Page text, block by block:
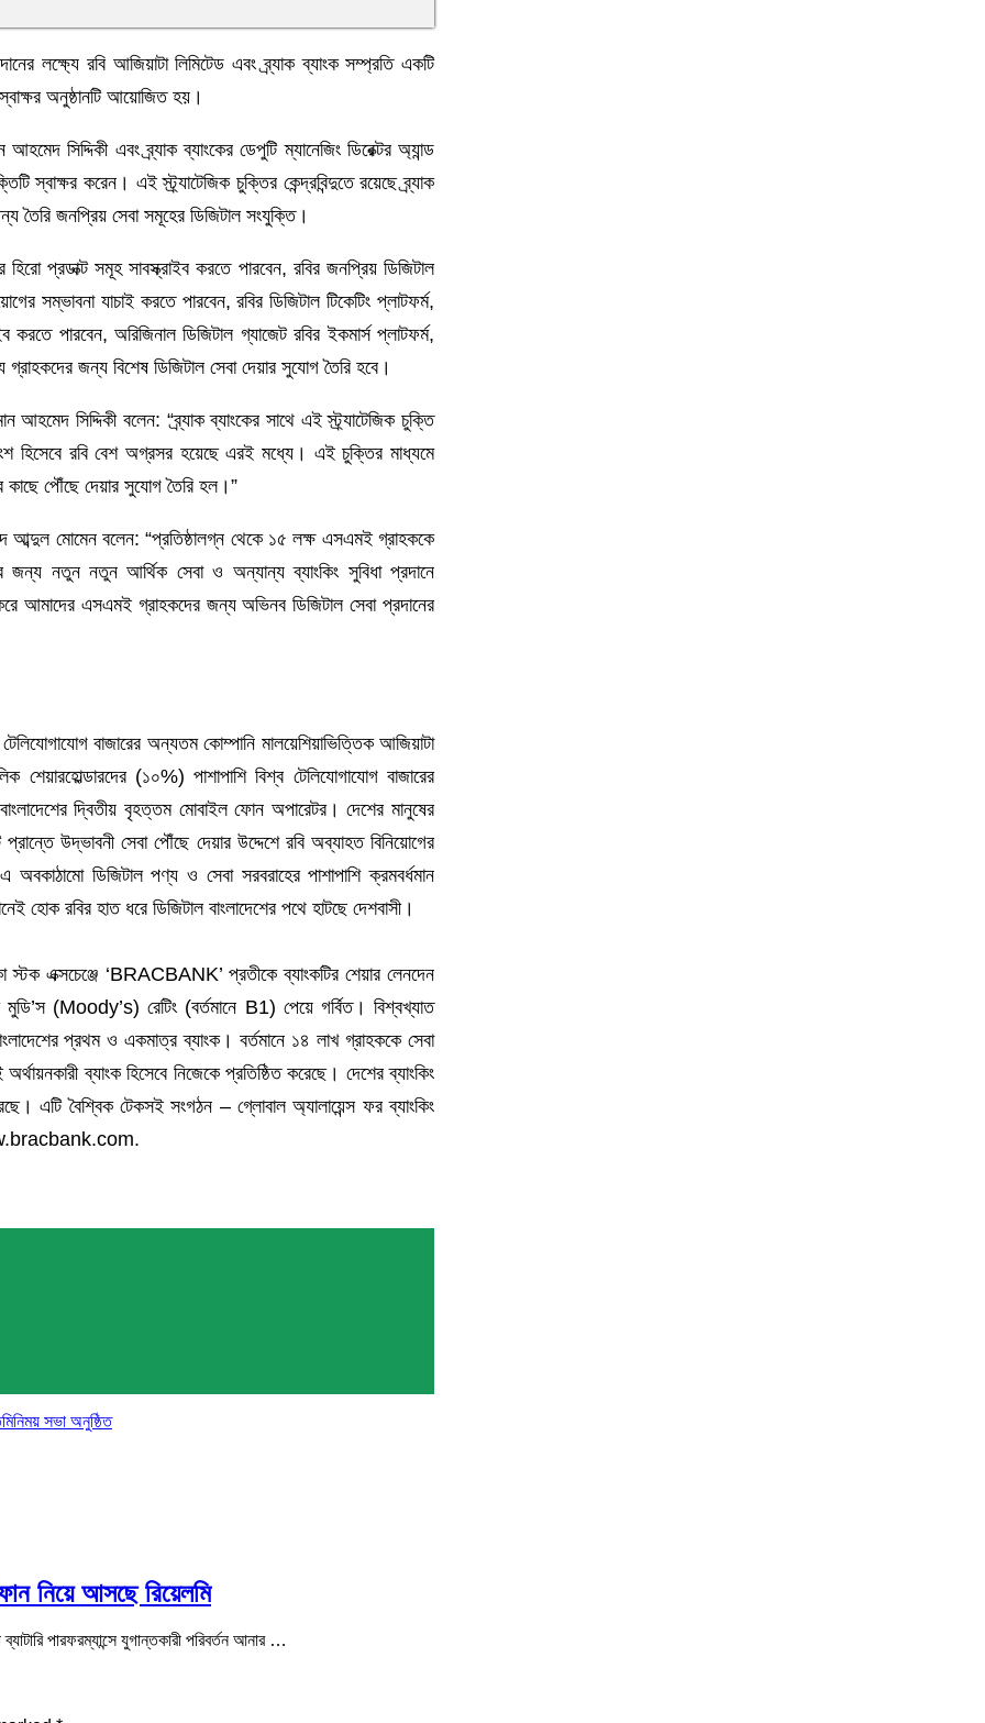
লক্ষ্যে রবি আজিয়াটা লিমিটেড এবং ব্র্যাক ব্যাংক সম্প্রতি একটি
অনুষ্ঠানটি আয়োজিত হয়।
সিদ্দিকী এবং ব্র্যাক ব্যাংকের ডেপুটি ম্যানেজিং ডিরেক্টর অ্যান্ড
স্বাক্ষর করেন। এই স্ট্র্যাটেজিক চুক্তির কেন্দ্রবিন্দুতে রয়েছে ব্র্যাক
তৈরি জনপ্রিয় সেবা সমূহের ডিজিটাল সংযুক্তি।
প্রডাক্ট সমূহ সাবস্ক্রাইব করতে পারবেন, রবির জনপ্রিয় ডিজিটাল
সম্ভাবনা যাচাই করতে পারবেন, রবির ডিজিটাল টিকেটিং প্লাটফর্ম,
করতে পারবেন, অরিজিনাল ডিজিটাল গ্যাজেট রবির ইকমার্স প্লাটফর্ম,
জন্য বিশেষ ডিজিটাল সেবা দেয়ার সুযোগ তৈরি হবে।
সিদ্দিকী বলেন: “ব্র্যাক ব্যাংকের সাথে এই স্ট্র্যাটেজিক চুক্তি
হিসেবে রবি বেশ অগ্রসর হয়েছে এরই মধ্যে। এই চুক্তির মাধ্যমে
কাছে পৌঁছে দেয়ার সুযোগ তৈরি হল।”
আব্দুল মোমেন বলেন: “প্রতিষ্ঠালগ্ন থেকে ১৫ লক্ষ এসএমই গ্রাহককে
জন্য নতুন নতুন আর্থিক সেবা ও অন্যান্য ব্যাংকিং সুবিধা প্রদানে
আমাদের এসএমই গ্রাহকদের জন্য অভিনব ডিজিটাল সেবা প্রদানের
বাজারের অন্যতম কোম্পানি মালয়েশিয়াভিত্তিক আজিয়াটা
(১০%) পাশাপাশি বিশ্ব টেলিযোগাযোগ বাজারের
দ্বিতীয় বৃহত্তম মোবাইল ফোন অপারেটর। দেশের মানুষের
উদ্ভাবনী সেবা পৌঁছে দেয়ার উদ্দেশে রবি অব্যাহত বিনিয়োগের
ডিজিটাল পণ্য ও সেবা সরবরাহের পাশাপাশি ক্রমবর্ধমান
হোক রবির হাত ধরে ডিজিটাল বাংলাদেশের পথে হাটছে দেশবাসী।
এক্সচেঞ্জে ‘BRACBANK’ প্রতীকে ব্যাংকটির শেয়ার লেনদেন
মুডি’স (Moody’s) রেটিং (বর্তমানে B1) পেয়ে গর্বিত। বিশ্বখ্যাত
প্রথম ও একমাত্র ব্যাংক। বর্তমানে ১৪ লাখ গ্রাহককে সেবা
ব্যাংক হিসেবে নিজেকে প্রতিষ্ঠিত করেছে। দেশের ব্যাংকিং
এটি বৈশ্বিক টেকসই সংগঠন – গ্লোবাল অ্যালায়েন্স ফর ব্যাংকিং
সভা অনুষ্ঠিত
নিয়ে আসছে রিয়েলমি
পারফরম্যান্সে যুগান্তকারী পরিবর্তন আনার …